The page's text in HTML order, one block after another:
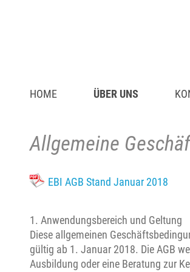
HOME ÜBER UNS
Allgemeine
EBI AGB Stand Januar 2018
1. Anwendungsbereich und Geltung
Diese allgemeinen
gültig ab 1. Januar 2018. Die AGB
Ausbildung oder eine Beratung zur